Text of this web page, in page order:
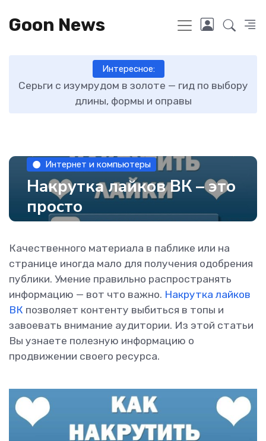
Goon News
Интересное:
Серьги с изумрудом в золоте — гид по выбору
длины, формы и оправы
Интернет и компьютеры
Накрутка лайков ВК – это
просто
Качественного материала в паблике или на
странице иногда мало для получения одобрения
публики. Умение правильно распространять
информацию — вот что важно. Накрутка лайков
ВК позволяет контенту выбиться в топы и
завоевать внимание аудитории. Из этой статьи
Вы узнаете полезную информацию о
продвижении своего ресурса.